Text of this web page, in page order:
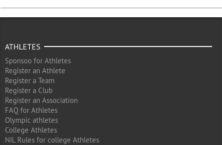
ATHLETES
Sponsoo for Athletes
Register an Athlete
Register a Team
Register a Club
Register an Association
FAQ for Athletes
Olympic athletes
College Athletes
NIL Rules for college Athletes